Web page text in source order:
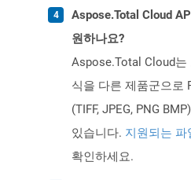
Aspose.Total Cloud
원하나요?
Aspose.Total Cloud는
식을 다른 제품군으로
(TIFF, JPEG, PNG
있습니다. 지원되는 파
확인하세요.